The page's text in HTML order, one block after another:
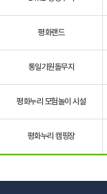
평화랜드
통일기원돌무지
평화누리 모험놀이 시설
평화누리 캠핑장